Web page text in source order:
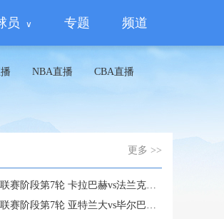
员 专题 频道
NBA直播 CBA直播
更多 >>
段第7轮 卡拉巴赫vs法兰克福 全场录像
第7轮 亚特兰大vs毕尔巴鄂竞技 全场录像